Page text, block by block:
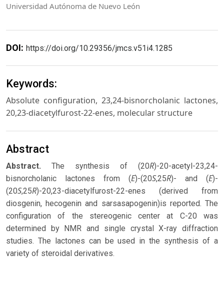
Universidad Autónoma de Nuevo León
DOI: https://doi.org/10.29356/jmcs.v51i4.1285
Keywords:
Absolute configuration, 23,24-bisnorcholanic lactones,
20,23-diacetylfurost-22-enes, molecular structure
Abstract
Abstract. The synthesis of (20R)-20-acetyl-23,24-
bisnorcholanic lactones from (E)-(20S,25R)- and (E)-
(20S,25R)-20,23-diacetylfurost-22-enes (derived from
diosgenin, hecogenin and sarsasapogenin)is reported. The
configuration of the stereogenic center at C-20 was
determined by NMR and single crystal X-ray diffraction
studies. The lactones can be used in the synthesis of a
variety of steroidal derivatives.